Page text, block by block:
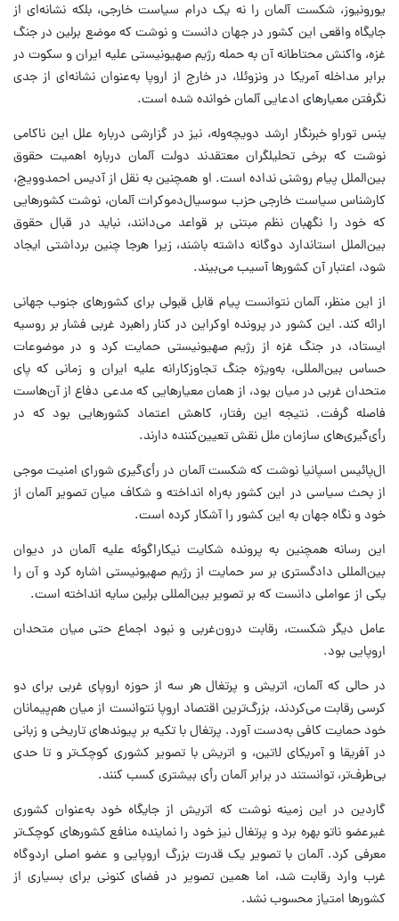
یورونیوز، شکست آلمان را نه یک درام سیاست خارجی، بلکه نشانه‌ای از
جایگاه واقعی این کشور در جهان دانست و نوشت که موضع برلین در جنگ
غزه، واکنش محتاطانه آن به حمله رژیم صهیونیستی علیه ایران و سکوت در
برابر مداخله آمریکا در ونزوئلا، در خارج از اروپا به‌عنوان نشانه‌ای از جدی
نگرفتن معیارهای ادعایی آلمان خوانده شده است.
ینس توراو خبرنگار ارشد دویچه‌وله، نیز در گزارشی درباره علل این ناکامی
نوشت که برخی تحلیلگران معتقدند دولت آلمان درباره اهمیت حقوق
بین‌الملل پیام روشنی نداده است. او همچنین به نقل از آدیس احمدوویچ،
کارشناس سیاست خارجی حزب سوسیال‌دموکرات آلمان، نوشت کشورهایی
که خود را نگهبان نظم مبتنی بر قواعد می‌دانند، نباید در قبال حقوق
بین‌الملل استاندارد دوگانه داشته باشند، زیرا هرجا چنین برداشتی ایجاد
شود، اعتبار آن کشورها آسیب می‌بیند.
از این منظر، آلمان نتوانست پیام قابل قبولی برای کشورهای جنوب جهانی
ارائه کند. این کشور در پرونده اوکراین در کنار راهبرد غربی فشار بر روسیه
ایستاد، در جنگ غزه از رژیم صهیونیستی حمایت کرد و در موضوعات
حساس بین‌المللی، به‌ویژه جنگ تجاوزکارانه علیه ایران و زمانی که پای
متحدان غربی در میان بود، از همان معیارهایی که مدعی دفاع از آن‌هاست
فاصله گرفت. نتیجه این رفتار، کاهش اعتماد کشورهایی بود که در
رأی‌گیری‌های سازمان ملل نقش تعیین‌کننده دارند.
ال‌پائیس اسپانیا نوشت که شکست آلمان در رأی‌گیری شورای امنیت موجی
از بحث سیاسی در این کشور به‌راه انداخته و شکاف میان تصویر آلمان از
خود و نگاه جهان به این کشور را آشکار کرده است.
این رسانه همچنین به پرونده شکایت نیکاراگوئه علیه آلمان در دیوان
بین‌المللی دادگستری بر سر حمایت از رژیم صهیونیستی اشاره کرد و آن را
یکی از عواملی دانست که بر تصویر بین‌المللی برلین سایه انداخته است.
عامل دیگر شکست، رقابت درون‌غربی و نبود اجماع حتی میان متحدان
اروپایی بود.
در حالی که آلمان، اتریش و پرتغال هر سه از حوزه اروپای غربی برای دو
کرسی رقابت می‌کردند، بزرگ‌ترین اقتصاد اروپا نتوانست از میان هم‌پیمانان
خود حمایت کافی به‌دست آورد. پرتغال با تکیه بر پیوندهای تاریخی و زبانی
در آفریقا و آمریکای لاتین، و اتریش با تصویر کشوری کوچک‌تر و تا حدی
بی‌طرف‌تر، توانستند در برابر آلمان رأی بیشتری کسب کنند.
گاردین در این زمینه نوشت که اتریش از جایگاه خود به‌عنوان کشوری
غیرعضو ناتو بهره برد و پرتغال نیز خود را نماینده منافع کشورهای کوچک‌تر
معرفی کرد. آلمان با تصویر یک قدرت بزرگ اروپایی و عضو اصلی اردوگاه
غرب وارد رقابت شد، اما همین تصویر در فضای کنونی برای بسیاری از
کشورها امتیاز محسوب نشد.